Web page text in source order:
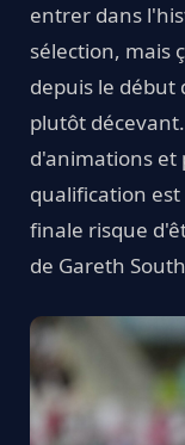
entrer dans
sélection, mais
depuis le début
plutôt
d'animations et
qualification
finale risque
de Gareth